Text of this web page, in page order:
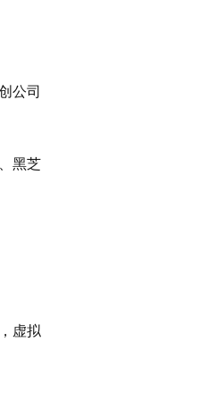
公司
黑芝
虚拟